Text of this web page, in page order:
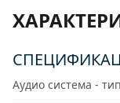
Аудио система - тип